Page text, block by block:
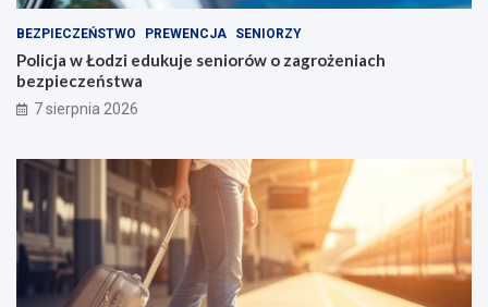
BEZPIECZEŃSTWO PREWENCJA SENIORZY
Policja w Łodzi edukuje seniorów o zagrożeniach
bezpieczeństwa
7 sierpnia 2026